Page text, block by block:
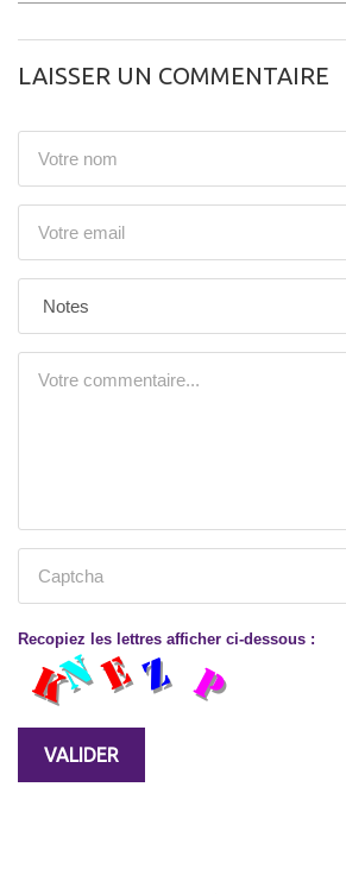
LAISSER UN COMMENTAIRE
Recopiez les lettres afficher ci-dessous :